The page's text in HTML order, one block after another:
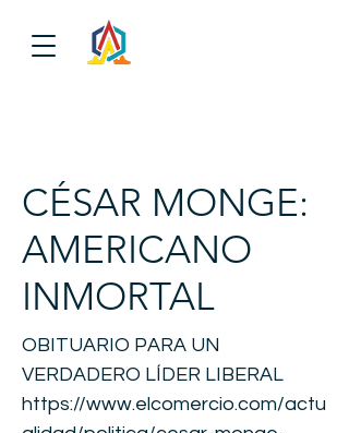
CÉSAR MONGE:
AMERICANO
INMORTAL
OBITUARIO PARA UN
VERDADERO LÍDER LIBERAL
https://www.elcomercio.com/actu